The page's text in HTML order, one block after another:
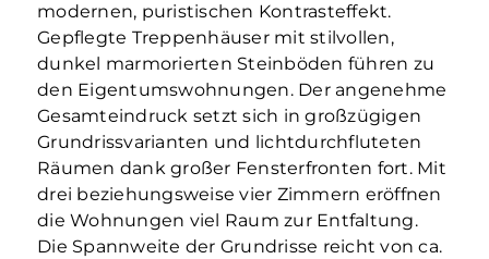
modernen, puristischen Kontrasteffekt.
Gepflegte Treppenhäuser mit stilvollen,
dunkel marmorierten Steinböden führen zu
den Eigentumswohnungen. Der angenehme
Gesamteindruck setzt sich in großzügigen
Grundrissvarianten und lichtdurchfluteten
Räumen dank großer Fensterfronten fort. Mit
drei beziehungsweise vier Zimmern eröffnen
die Wohnungen viel Raum zur Entfaltung.
Die Spannweite der Grundrisse reicht von ca.